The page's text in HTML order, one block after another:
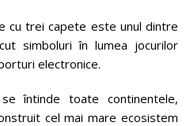
cu trei capete este unul dintre
simboluri în lumea jocurilor
electronice.
întinde toate continentele,
cel mai mare ecosistem